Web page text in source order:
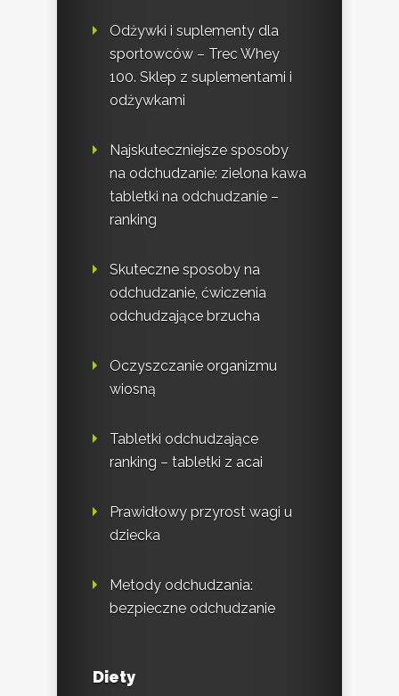
Odżywki i suplementy dla
sportowców – Trec Whey
100. Sklep z suplementami i
odżywkami
Najskuteczniejsze sposoby
na odchudzanie: zielona kawa
tabletki na odchudzanie –
ranking
Skuteczne sposoby na
odchudzanie, ćwiczenia
odchudzające brzucha
Oczyszczanie organizmu
wiosną
Tabletki odchudzające
ranking – tabletki z acai
Prawidłowy przyrost wagi u
dziecka
Metody odchudzania:
bezpieczne odchudzanie
Diety